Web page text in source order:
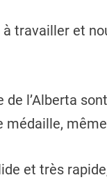
travailler et
de l’Alberta
et très